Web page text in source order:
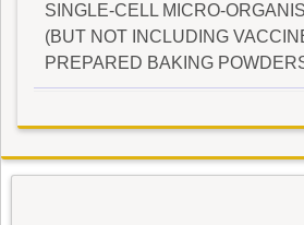
SINGLE-CELL MICRO-
(BUT NOT INCLUDING
PREPARED BAKING